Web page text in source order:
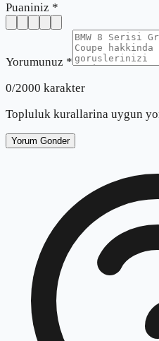
Puaniniz *
Yorumunuz *
0/2000 karakter
Topluluk kurallarina uygun
Yorum Gonder